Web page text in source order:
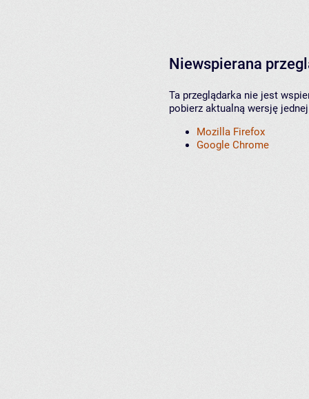
Niewspierana
Ta przeglądarka nie jest
pobierz aktualną wersję
Mozilla Firefox
Google Chrome